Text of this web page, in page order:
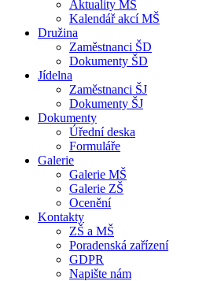
Aktuality MŠ
Kalendář akcí MŠ
Družina
Zaměstnanci ŠD
Dokumenty ŠD
Jídelna
Zaměstnanci ŠJ
Dokumenty ŠJ
Dokumenty
Úřední deska
Formuláře
Galerie
Galerie MŠ
Galerie ZŠ
Ocenění
Kontakty
ZŠ a MŠ
Poradenská zařízení
GDPR
Napište nám